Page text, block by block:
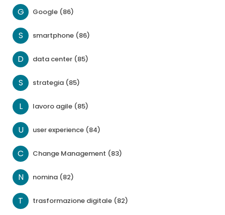
G Google (86)
S smartphone (86)
D data center (85)
S strategia (85)
L lavoro agile (85)
U user experience (84)
C Change Management (83)
N nomina (82)
T trasformazione digitale (82)